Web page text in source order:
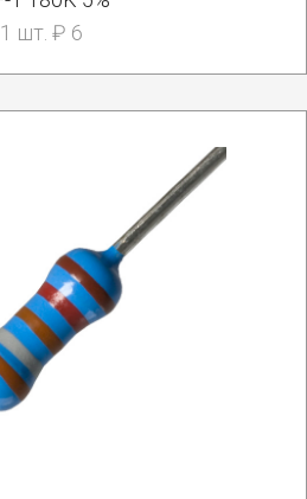
1 шт. ₽ 6